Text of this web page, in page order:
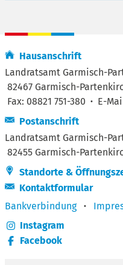
Hausanschrift
Landratsamt Garmisch-
82467 Garmisch-
Fax: 08821 751-380 · E-
Postanschrift
Landratsamt Garmisch-
82455 Garmisch-
Standorte &
Kontaktformular
Bankverbindung
·
Instagram
Facebook